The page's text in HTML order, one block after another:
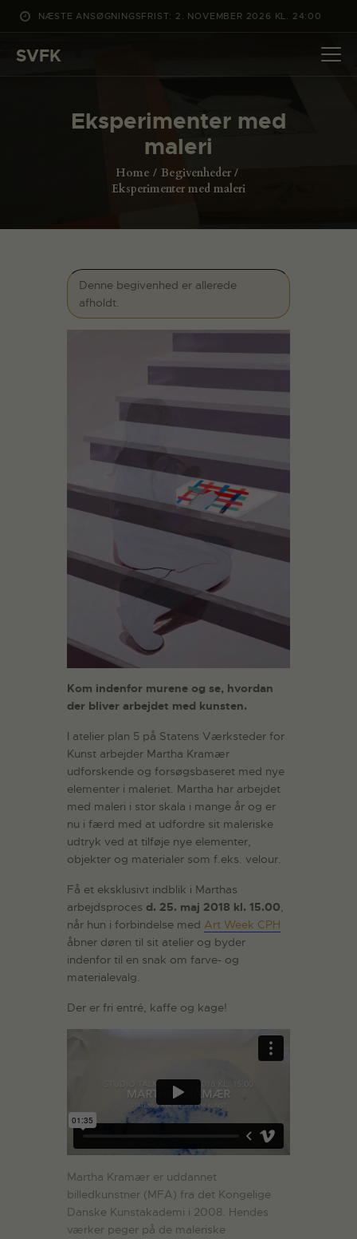
NÆSTE ANSØGNINGSFRIST: 2. NOVEMBER 2026 KL. 24:00
SVFK
Eksperimenter med
maleri
Home
Begivenheder
Eksperimenter med maleri
DET SKER
PROJEKTER
ANSØG
Denne begivenhed er allerede
afholdt.
Kom indenfor murene og se, hvordan
der bliver arbejdet med kunsten.
I atelier plan 5 på Statens Værksteder for
Kunst arbejder Martha Kramær
udforskende og forsøgsbaseret med nye
elementer i maleriet. Martha har arbejdet
med maleri i stor skala i mange år og er
nu i færd med at udfordre sit maleriske
udtryk ved at tilføje nye elementer,
objekter og materialer som f.eks. velour.
Få et eksklusivt indblik i Marthas
arbejdsproces d. 25. maj 2018 kl. 15.00,
når hun i forbindelse med Art Week CPH
åbner døren til sit atelier og byder
indenfor til en snak om farve- og
materialevalg.
Der er fri entré, kaffe og kage!
Martha Kramær er uddannet
billedkunstner (MFA) fra det Kongelige
Danske Kunstakademi i 2008. Hendes
værker peger på de maleriske